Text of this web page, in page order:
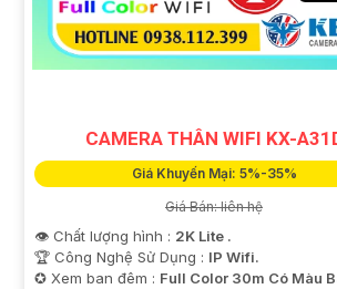
CAMERA THÂN WIFI KX-
Giá Khuyến Mại: 5%-35%
Giá Bán: liên hệ
👁 Chất lượng hình : 2K Lite .
🏆 Công Nghệ Sử Dụng : IP Wifi.
✪ Xem ban đêm : Full Color 30m Có Màu